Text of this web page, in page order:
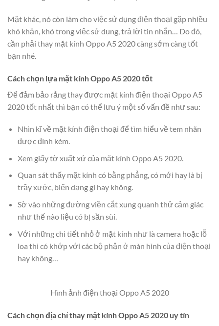
Mặt khác, nó còn làm cho việc sử dụng điện thoại gặp nhiều
khó khăn, khó trong việc sử dụng, trả lời tin nhắn… Do đó,
cần phải thay mặt kính Oppo A5 2020 càng sớm càng tốt
bạn nhé.
Cách chọn lựa mặt kính Oppo A5 2020 tốt
Để đảm bảo rằng thay được mặt kính điện thoại Oppo A5
2020 tốt nhất thì bạn có thể lưu ý một số vấn đề như sau:
Nhìn kĩ về mặt kính điện thoại để tìm hiểu về tem nhãn
được đính kèm.
Xem giấy tờ xuất xứ của mặt kính Oppo A5 2020.
Quan sát thấy mặt kính có bằng phẳng, có mới hay là bị
trầy xước, biến dạng gì hay không.
Sờ vào những đường viền cắt xung quanh thử cảm giác
như thế nào liệu có bị sần sùi.
Với những chi tiết nhỏ ở mặt kính như là camera hoặc lỗ
loa thì có khớp với các bộ phận ở màn hình của điện thoại
hay không…
Hình ảnh điện thoại Oppo A5 2020
Cách chọn địa chỉ thay mặt kính Oppo A5 2020 uy tín